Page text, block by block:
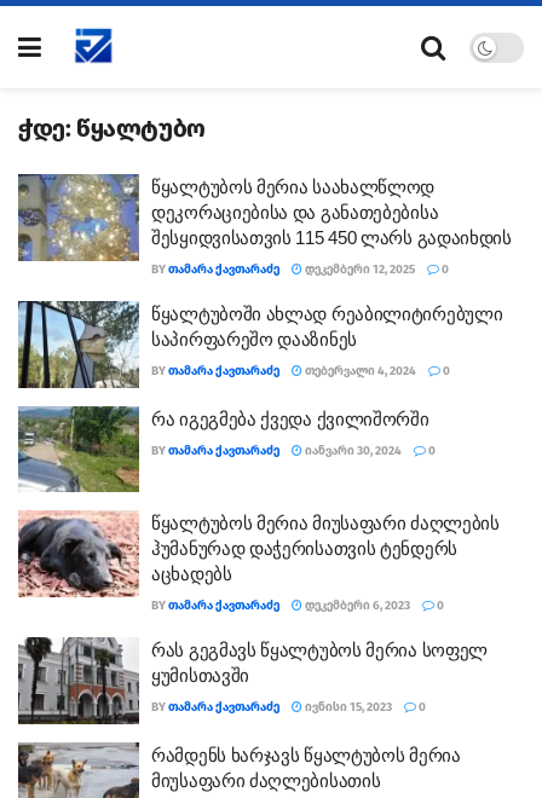
ჭდე: წყალტუბო
წყალტუბოს მერია საახალწლოდ
დეკორაციებისა და განათებებისა
შესყიდვისათვის 115 450 ლარს გადაიხდის
BYᲗᲐᲛᲐᲠᲐ ᲥᲐᲕᲗᲐᲠᲐᲫᲔ ᲓᲔᲙᲔᲛᲑᲔᲠᲘ 12, 2025 0
წყალტუბოში ახლად რეაბილიტირებული
საპირფარეშო დააზინეს
BYᲗᲐᲛᲐᲠᲐ ᲥᲐᲕᲗᲐᲠᲐᲫᲔ ᲗᲔᲑᲔᲠᲕᲐᲚᲘ 4, 2024 0
რა იგეგმება ქვედა ქვილიშორში
BYᲗᲐᲛᲐᲠᲐ ᲥᲐᲕᲗᲐᲠᲐᲫᲔ ᲘᲐᲜᲕᲐᲠᲘ 30, 2024 0
წყალტუბოს მერია მიუსაფარი ძაღლების
ჰუმანურად დაჭერისათვის ტენდერს
აცხადებს
BYᲗᲐᲛᲐᲠᲐ ᲥᲐᲕᲗᲐᲠᲐᲫᲔ ᲓᲔᲙᲔᲛᲑᲔᲠᲘ 6, 2023 0
რას გეგმავს წყალტუბოს მერია სოფელ
ყუმისთავში
BYᲗᲐᲛᲐᲠᲐ ᲥᲐᲕᲗᲐᲠᲐᲫᲔ ᲘᲕᲜᲘᲡᲘ 15, 2023 0
რამდენს ხარჯავს წყალტუბოს მერია
მიუსაფარი ძაღლებისათის